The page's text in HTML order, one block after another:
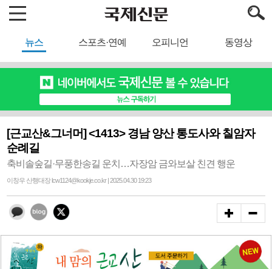
뉴스 스포츠·연예 오피니언 동영상
[근교산&그너머] <1413> 경남 양산 통도사와 칠암자
순례길
축비솔숲길·무풍한송길 운치…자장암 금와보살 친견 행운
이창우 산행대장 lcw1124@kookje.co.kr | 2025.04.30 19:23